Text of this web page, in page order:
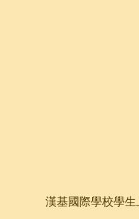
漢基國際學校學生